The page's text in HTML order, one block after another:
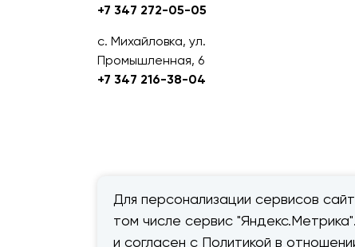
Для персонализации сервисов
том числе сервис
и согласен с Политикой в
+7 347 272-05-05
с. Михайловка, ул.
Промышленная, 6
+7 347 216-38-04
© 2026 — «Дачник».Правовая